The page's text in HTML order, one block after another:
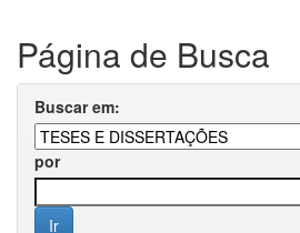
Página de Busca
Buscar em:
por